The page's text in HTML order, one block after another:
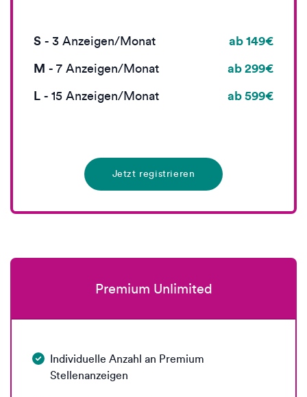
S - 3 Anzeigen/Monat
ab 149€
M - 7 Anzeigen/Monat
ab 299€
L - 15 Anzeigen/Monat ab 599€
Jetzt registrieren
Premium Unlimited
Individuelle Anzahl an Premium
Stellenanzeigen